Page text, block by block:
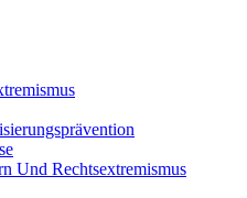
Und Rechtsextremismus